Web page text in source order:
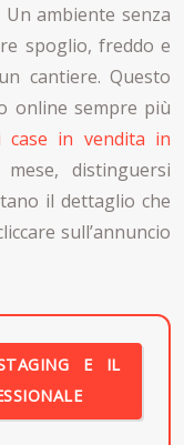
ambiente senza
spoglio, freddo e
cantiere. Questo
online sempre più
case in vendita in
distinguersi
il dettaglio che
sull’annuncio
E IL